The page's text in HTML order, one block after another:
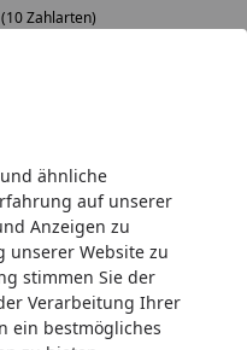
ähnliche
auf unserer
Anzeigen zu
unserer Website zu
stimmen Sie der
Verarbeitung Ihrer
ein bestmögliches
Zahlarten)
& Pool-
bis 468,99€)
Massivholz Zaunserien